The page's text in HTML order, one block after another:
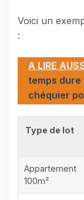
Voici un
:
A LIRE
temps dure
chéquier
Type de lot
Appartement
100m²